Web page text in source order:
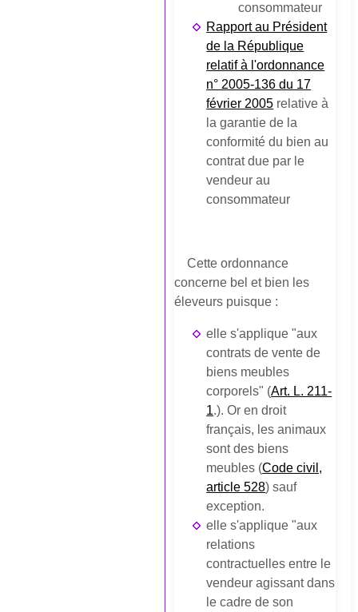
consommateur
Rapport au Président
de la République
relatif à l'ordonnance
n° 2005-136 du 17
février 2005 relative à
la garantie de la
conformité du bien au
contrat due par le
vendeur au
consommateur
Cette ordonnance
concerne bel et bien les
éleveurs puisque :
elle s'applique "aux
contrats de vente de
biens meubles
corporels" (Art. L. 211-
1.). Or en droit
français, les animaux
sont des biens
meubles (Code civil,
article 528) sauf
exception.
elle s'applique "aux
relations
contractuelles entre le
vendeur agissant dans
le cadre de son